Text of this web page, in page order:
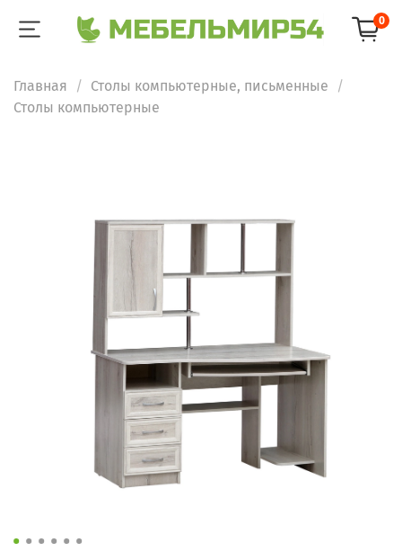
0
Главная
Столы компьютерные, письменные
Столы компьютерные